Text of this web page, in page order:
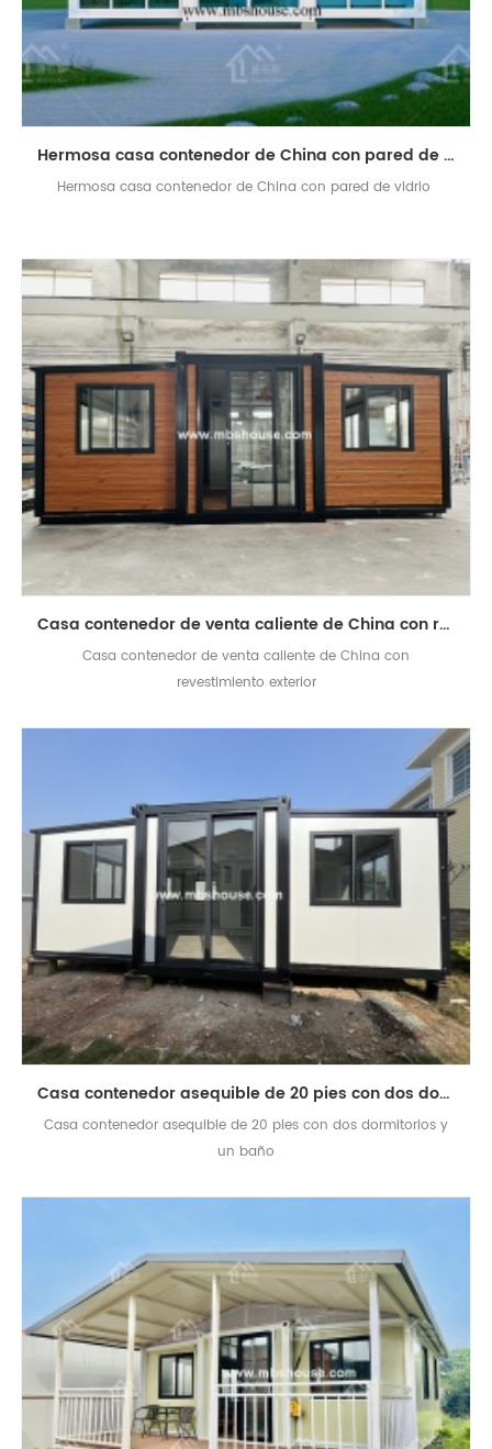
Hermosa casa contenedor de China con pared de vidrio
Hermosa casa contenedor de China con pared de vidrio
Casa contenedor de venta caliente de China con revestimiento exterior
Casa contenedor de venta caliente de China con
revestimiento exterior
Casa contenedor asequible de 20 pies con dos dormitorios y un baño
Casa contenedor asequible de 20 pies con dos dormitorios y
un baño